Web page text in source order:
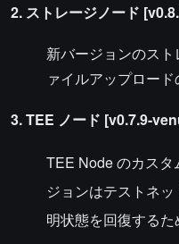
2. ストレージノード
新バージョンのス
ァイルアップロー
3. TEE ノード [v0.7.9-
TEE Node のカス
ジョンはテストネ
明状態を回復するた